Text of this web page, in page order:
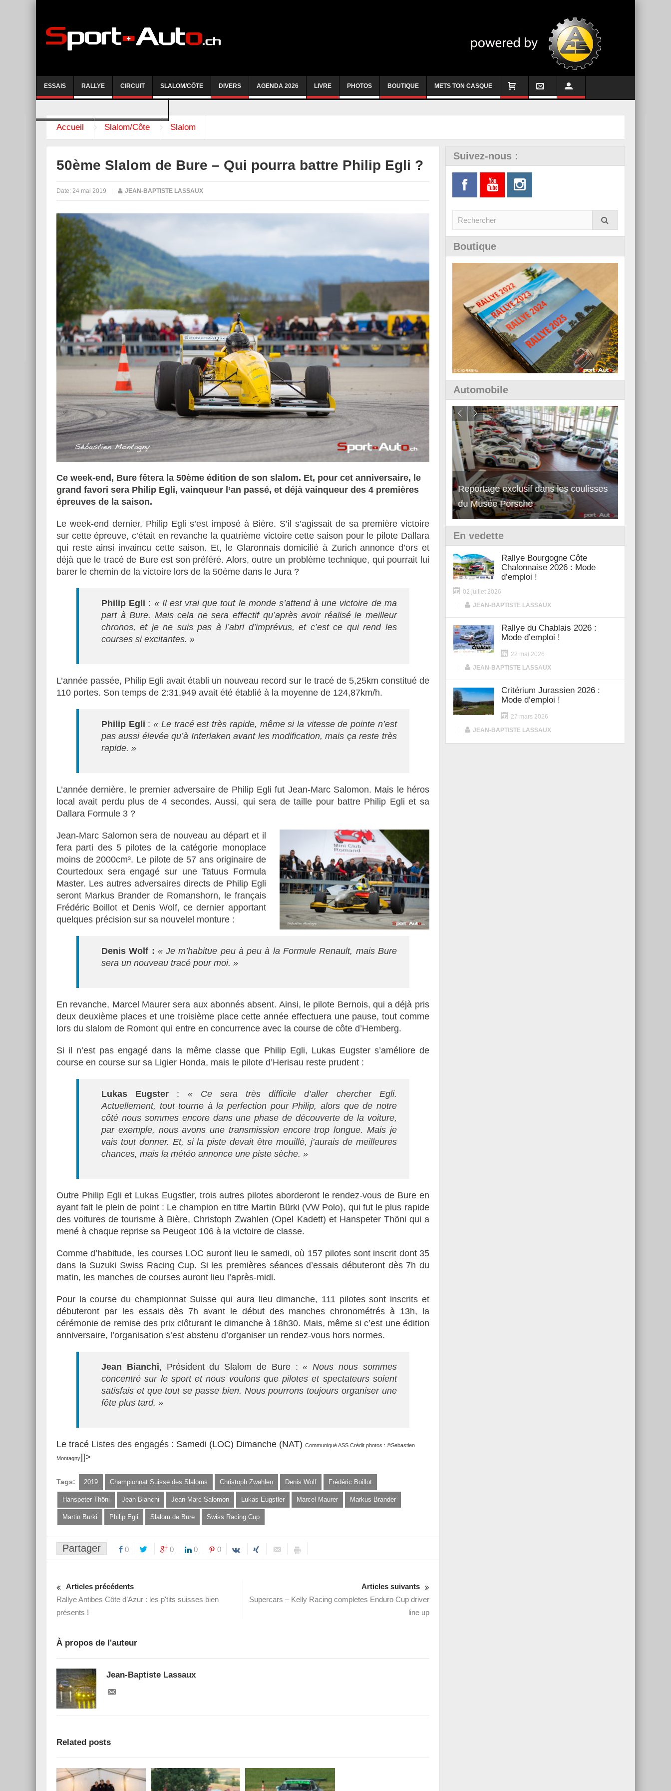
ESSAIS RALLYE CIRCUIT SLALOM/CÔTE DIVERS AGENDA 2026 LIVRE PHOTOS BOUTIQUE METS TON CASQUE
Accueil Slalom/Côte Slalom
50ème Slalom de Bure – Qui pourra battre Philip Egli ?
Date: 24 mai 2019 JEAN-BAPTISTE LASSAUX
Ce week-end, Bure fêtera la 50ème édition de son slalom. Et, pour cet anniversaire, le
grand favori sera Philip Egli, vainqueur l’an passé, et déjà vainqueur des 4 premières
épreuves de la saison.
Le week-end dernier, Philip Egli s’est imposé à Bière. S’il s’agissait de sa première victoire
sur cette épreuve, c’était en revanche la quatrième victoire cette saison pour le pilote Dallara
qui reste ainsi invaincu cette saison. Et, le Glaronnais domicilié à Zurich annonce d’ors et
déjà que le tracé de Bure est son préféré. Alors, outre un problème technique, qui pourrait lui
barer le chemin de la victoire lors de la 50ème dans le Jura ?
Philip Egli : « Il est vrai que tout le monde s’attend à une victoire de ma
part à Bure. Mais cela ne sera effectif qu’après avoir réalisé le meilleur
chronos, et je ne suis pas à l’abri d’imprévus, et c’est ce qui rend les
courses si excitantes. »
L’année passée, Philip Egli avait établi un nouveau record sur le tracé de 5,25km constitué de
110 portes. Son temps de 2:31,949 avait été établié à la moyenne de 124,87km/h.
Philip Egli :« Le tracé est très rapide, même si la vitesse de pointe n’est
pas aussi élevée qu’à Interlaken avant les modification, mais ça reste très
rapide. »
L’année dernière, le premier adversaire de Philip Egli fut Jean-Marc Salomon. Mais le héros
local avait perdu plus de 4 secondes. Aussi, qui sera de taille pour battre Philip Egli et sa
Dallara Formule 3 ?
Jean-Marc Salomon sera de nouveau au départ et il
fera parti des 5 pilotes de la catégorie monoplace
moins de 2000cm³. Le pilote de 57 ans originaire de
Courtedoux sera engagé sur une Tatuus Formula
Master. Les autres adversaires directs de Philip Egli
seront Markus Brander de Romanshorn, le français
Frédéric Boillot et Denis Wolf, ce dernier apportant
quelques précision sur sa nouvelel monture :
Denis Wolf : « Je m’habitue peu à peu à la Formule Renault, mais Bure
sera un nouveau tracé pour moi. »
En revanche, Marcel Maurer sera aux abonnés absent. Ainsi, le pilote Bernois, qui a déjà pris
deux deuxième places et une troisième place cette année effectuera une pause, tout comme
lors du slalom de Romont qui entre en concurrence avec la course de côte d’Hemberg.
Si il n’est pas engagé dans la même classe que Philip Egli, Lukas Eugster s’améliore de
course en course sur sa Ligier Honda, mais le pilote d’Herisau reste prudent :
Lukas Eugster : « Ce sera très difficile d’aller chercher Egli.
Actuellement, tout tourne à la perfection pour Philip, alors que de notre
côté nous sommes encore dans une phase de découverte de la voiture,
par exemple, nous avons une transmission encore trop longue. Mais je
vais tout donner. Et, si la piste devait être mouillé, j’aurais de meilleures
chances, mais la météo annonce une piste sèche. »
Outre Philip Egli et Lukas Eugstler, trois autres pilotes aborderont le rendez-vous de Bure en
ayant fait le plein de point : Le champion en titre Martin Bürki (VW Polo), qui fut le plus rapide
des voitures de tourisme à Bière, Christoph Zwahlen (Opel Kadett) et Hanspeter Thöni qui a
mené à chaque reprise sa Peugeot 106 à la victoire de classe.
Comme d’habitude, les courses LOC auront lieu le samedi, où 157 pilotes sont inscrit dont 35
dans la Suzuki Swiss Racing Cup. Si les premières séances d’essais débuteront dès 7h du
matin, les manches de courses auront lieu l’après-midi.
Pour la course du championnat Suisse qui aura lieu dimanche, 111 pilotes sont inscrits et
débuteront par les essais dès 7h avant le début des manches chronométrés à 13h, la
cérémonie de remise des prix clôturant le dimanche à 18h30. Mais, même si c’est une édition
anniversaire, l’organisation s’est abstenu d’organiser un rendez-vous hors normes.
Jean Bianchi, Président du Slalom de Bure : « Nous nous sommes
concentré sur le sport et nous voulons que pilotes et spectateurs soient
satisfais et que tout se passe bien. Nous pourrons toujours organiser une
fête plus tard. »
Le tracé Listes des engagés : Samedi (LOC) Dimanche (NAT) Communiqué ASS Crédit photos : ©Sebastien
Montagny]]>
Tags: 2019 Championnat Suisse des Slaloms Christoph Zwahlen Denis Wolf Frédéric Boillot
Hanspeter Thöni Jean Bianchi Jean-Marc Salomon Lukas Eugstler Marcel Maurer Markus Brander
Martin Burki Philip Egli Slalom de Bure Swiss Racing Cup
Partager 0 0 0 0
Articles précédents
Rallye Antibes Côte d’Azur : les p'tits suisses bien
présents !
Articles suivants
Supercars – Kelly Racing completes Enduro Cup driver
line up
À propos de l'auteur
Jean-Baptiste Lassaux
Related posts
Suivez-nous :
Boutique
Automobile
Essai – Morgan Supersport
Reportage exclusif dans les coulisses
du Musée Porsche
Découverte de la nouvelle Ferrari
12Cilindri Manuale
En vedette
Rallye Bourgogne Côte
Chalonnaise 2026 : Mode
d’emploi !
02 juillet 2026
JEAN-BAPTISTE LASSAUX
Rallye du Chablais 2026 :
Mode d’emploi !
22 mai 2026
JEAN-BAPTISTE LASSAUX
Critérium Jurassien 2026 :
Mode d’emploi !
27 mars 2026
JEAN-BAPTISTE LASSAUX